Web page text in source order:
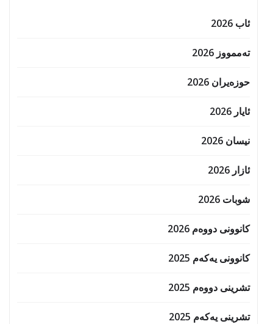
ئاب 2026
تەممووز 2026
حوزه‌یران 2026
ئایار 2026
نیسان 2026
ئازار 2026
شوبات 2026
کانوونی دووەم 2026
کانوونی یەکەم 2025
تشرینی دووەم 2025
تشرینی یەکەم 2025